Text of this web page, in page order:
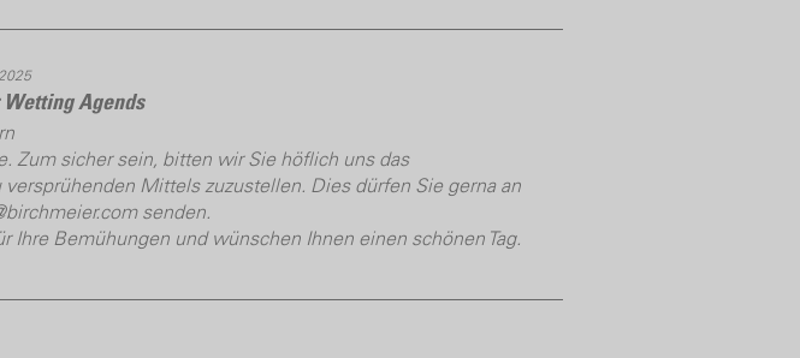
Agends
Zum sicher sein, bitten wir Sie höflich uns das
Mittels zuzustellen. Dies dürfen Sie gerna an
senden.
Ihre Bemühungen und wünschen Ihnen einen schönen Tag.